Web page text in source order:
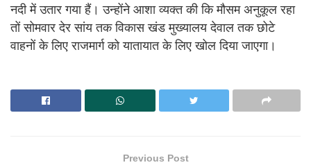
नदी में उतार गया हैं। उन्होंने आशा व्यक्त की कि मौसम अनुकूल रहा
तों सोमवार देर सांय तक विकास खंड मुख्यालय देवाल तक छोटे
वाहनों के लिए राजमार्ग को यातायात के लिए खोल दिया जाएगा।
Previous Post